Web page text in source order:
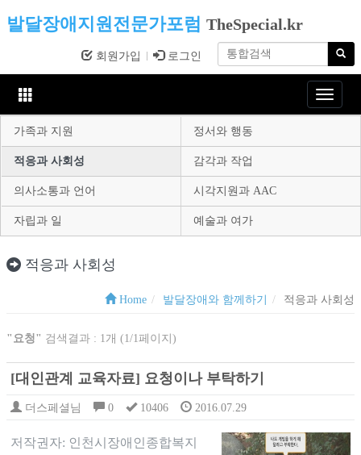
발달장애지원전문가포럼 TheSpecial.kr
회원가입 로그인
Toggle
가족과 지원
정서와 행동
적응과 사회성 감각과 작업
의사소통과 언어 시각지원과 AAC
자립과 일 예술과 여가
적응과 사회성
Home 발달장애와 함께하기 적응과 사회성
"요청" 검색결과 : 1개 (1/1페이지)
[대인관계 교육자료] 요청이나 부탁하기
더스페셜님 0 10406 2016.07.29
저작권자: 인천시장애인종합복지